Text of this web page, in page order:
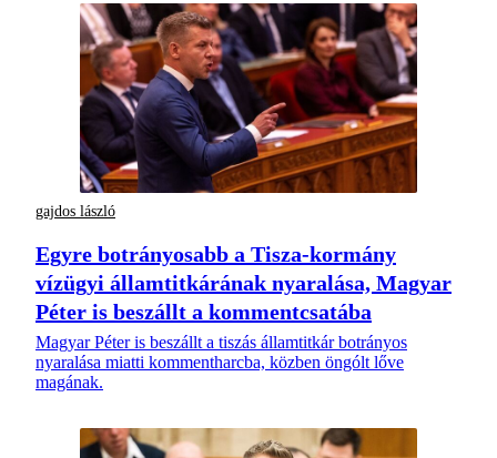
gajdos lászló
Egyre botrányosabb a Tisza-kormány
vízügyi államtitkárának nyaralása, Magyar
Péter is beszállt a kommentcsatába
Magyar Péter is beszállt a tiszás államtitkár botrányos
nyaralása miatti kommentharcba, közben öngólt lőve
magának.